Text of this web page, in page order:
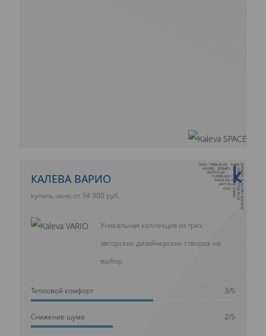
10 ЛЕТ ГАРАНТИИ
КАЛЕВА ВАРИО
купить окно от 34 900 руб.
Уникальная коллекция из трех
авторских дизайнерских створок на
выбор
Тепловой комфорт 3/5
Cнижение шума 2/5